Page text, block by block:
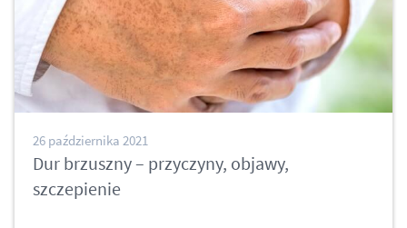
26 października 2021
Dur brzuszny – przyczyny, objawy,
szczepienie